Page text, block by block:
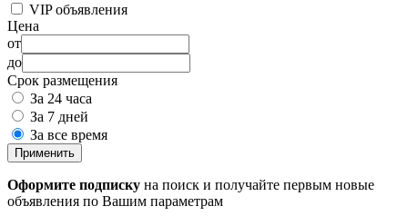
VIP объявления
Цена
от
до
Срок размещения
За 24 часа
За 7 дней
За все время
Применить
Оформите подписку на поиск и получайте первым новые
объявления по Вашим параметрам